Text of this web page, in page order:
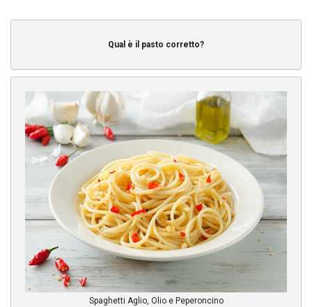
Qual è il pasto corretto?
Spaghetti Aglio, Olio e Peperoncino